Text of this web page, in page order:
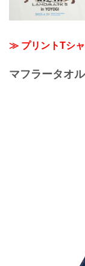
≫ プリントTシャ
マフラータオ